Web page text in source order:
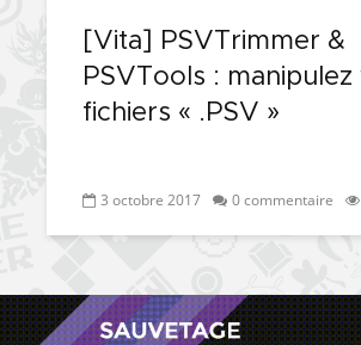
[Vita] PSVTrimmer &
PSVTools : manipulez
fichiers « .PSV »
3 octobre 2017 0 commentaire